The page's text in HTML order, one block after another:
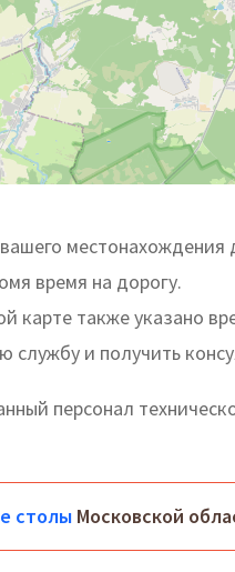
время на дорогу.
карте также указано
службу и получить
персонал
столы Московской